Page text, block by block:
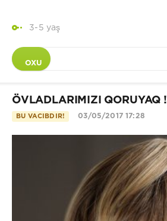
3-5 yaş
OXU
ÖVLADLARIMIZI QORUYAQ !
BU VACIBDIR! 03/05/2017 17:28